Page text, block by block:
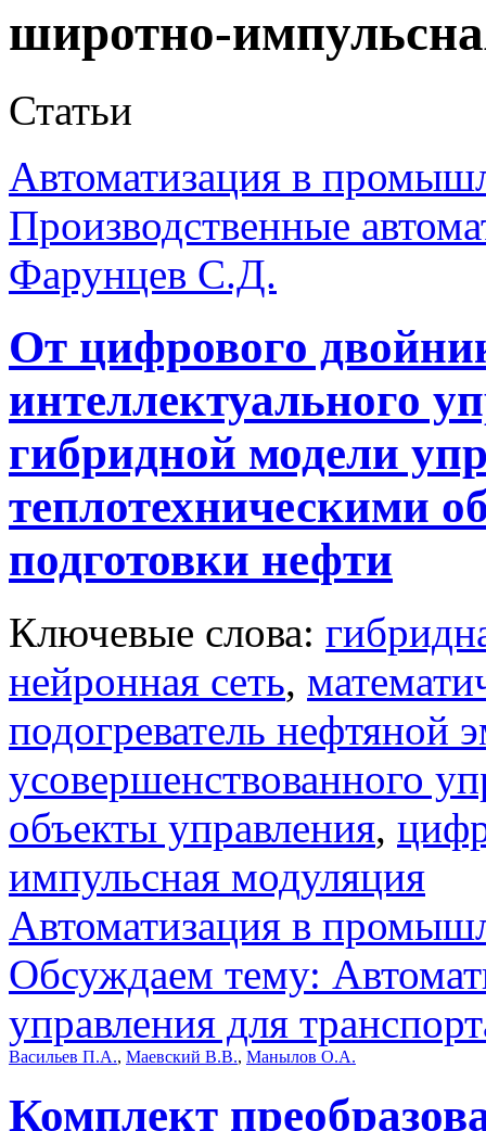
широтно-
Статьи
Автоматизация в
Производственные
Фарунцев С.Д.
От цифрового
интеллектуального
гибридной модели
теплотехническими
подготовки нефти
Ключевые слова:
нейронная сеть,
подогреватель нефтяной
усовершенствованного
объекты управления,
импульсная модуляция
Автоматизация в
Обсуждаем тему:
управления для
Васильев П.А., Маевский В.В., Манылов О.А.
Комплект